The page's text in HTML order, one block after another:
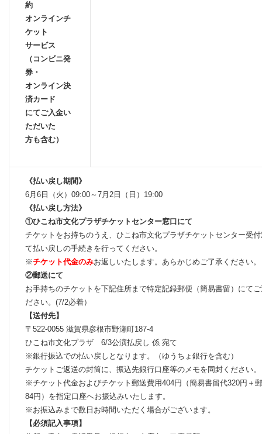
約
オンラインチ
ケット
サービス
（コンビニ発
券・
オンライン決
済カード
にてご入金い
ただいた
方も含む）
《払い戻し期間》
6月6日（火）09:00～7月2日（日）19:00
《払い戻し方法》
①ひこね市文化プラザチケットセンター窓口にて
チケットをお持ちのうえ、ひこね市文化プラザチケットセンター受
て払い戻しの手続きを行ってください。
※チケット代金のみお返しいたします。あらかじめご了承ください。
②郵送にて
お手持ちのチケットを下記住所まで特定記録郵便（簡易書留）にて
ださい。(7/2必着）
【送付先】
〒522-0055 滋賀県彦根市野瀬町187-4
ひこね市文化プラザ 6/3公演払戻し 係 宛て
※銀行振込での払い戻しとなります。（ゆうちょ銀行を含む）
チケットご返送の封筒に、振込先銀行口座等のメモを同封ください。
※チケット代金およびチケット郵送費用404円（簡易書留代320円＋
84円）を指定口座へお振込みいたします。
※お振込みまで数日お時間いただく場合がございます。
【必須記入事項】